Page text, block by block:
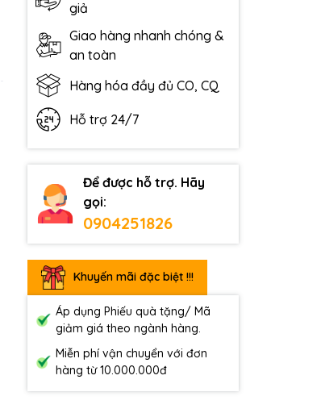
giả
Giao hàng nhanh chóng &
an toàn
Hàng hóa đầy đủ CO, CQ
Hỗ trợ 24/7
Để được hỗ trợ. Hãy
gọi:
0904251826
Khuyến mãi đặc biệt !!!
Áp dụng Phiếu quà tặng/ Mã
giảm giá theo ngành hàng.
Miễn phí vận chuyển với đơn
hàng từ 10.000.000đ